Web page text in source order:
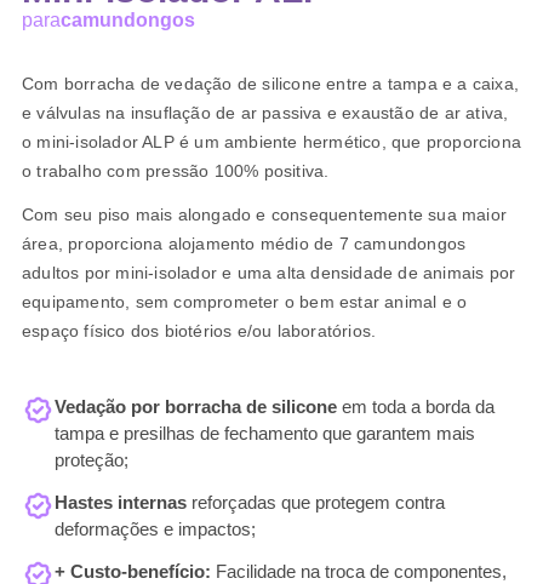
paracamundongos
​Com borracha de vedação de silicone entre a tampa e a caixa,
e válvulas na insuflação de ar passiva e exaustão de ar ativa,
o mini-isolador ALP é um ambiente hermético, que proporciona
o trabalho com pressão 100% positiva.
​Com seu piso mais alongado e consequentemente sua maior
área, proporciona alojamento médio de 7 camundongos
adultos por mini-isolador e uma alta densidade de animais por
equipamento, sem comprometer o bem estar animal e o
espaço físico dos biotérios e/ou laboratórios.
Vedação por borracha de silicone em toda a borda da
tampa e presilhas de fechamento que garantem mais
proteção;
Hastes internas reforçadas que protegem contra
deformações e impactos;
+ Custo-benefício: Facilidade na troca de componentes,